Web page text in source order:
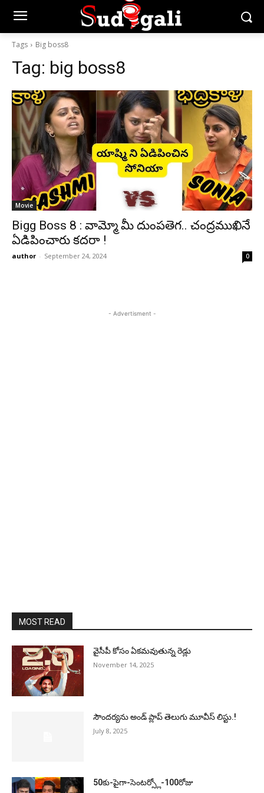
Tags Big boss8
Tag: big boss8
Movie
Bigg Boss 8 : వామ్మో మీ దుంపతెగ.. చంద్రముఖినే
ఏడిపించారు కదరా !
author - September 24, 2024 0
- Advertisment -
MOST READ
వైసీపీ కోసం ఏక‌మ‌వుతున్న రెడ్లు
November 14, 2025
సౌందర్యను అండ్‌ ప్లాప్‌ తెలుగు మూవీస్‌ లిస్టు.!
July 8, 2025
50కు-పైగా-సెంటర్స్లో-100రోజు